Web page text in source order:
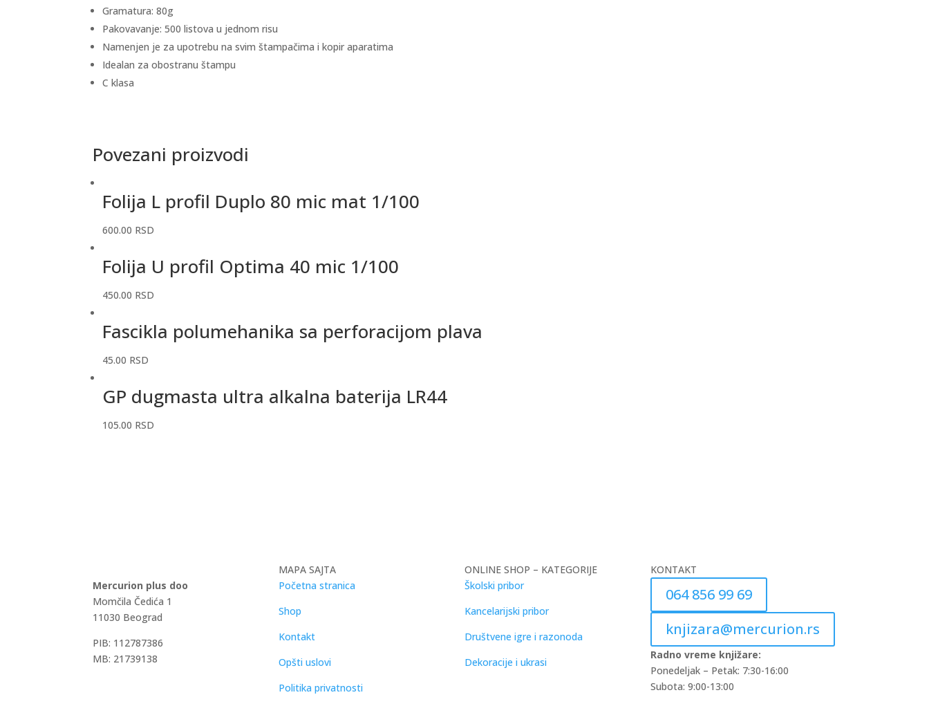
Gramatura: 80g
Pakovavanje: 500 listova u jednom risu
Namenjen je za upotrebu na svim štampačima i kopir aparatima
Idealan za obostranu štampu
C klasa
Povezani proizvodi
Folija L profil Duplo 80 mic mat 1/100
600.00 RSD
Folija U profil Optima 40 mic 1/100
450.00 RSD
Fascikla polumehanika sa perforacijom plava
45.00 RSD
GP dugmasta ultra alkalna baterija LR44
105.00 RSD
Mercurion plus doo
Momčila Čedića 1
11030 Beograd
PIB: 112787386
MB: 21739138
MAPA SAJTA
Početna stranica
Shop
Kontakt
Opšti uslovi
Politika privatnosti
ONLINE SHOP – KATEGORIJE
Školski pribor
Kancelarijski pribor
Društvene igre i razonoda
Dekoracije i ukrasi
KONTAKT
064 856 99 69
knjizara@mercurion.rs
Radno vreme knjižare:
Ponedeljak – Petak: 7:30-16:00
Subota: 9:00-13:00